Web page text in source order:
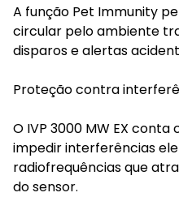
A função Pet Immunity
circular pelo ambiente
disparos e alertas
Proteção contra
O IVP 3000 MW EX
impedir interferências
radiofrequências que
do sensor.